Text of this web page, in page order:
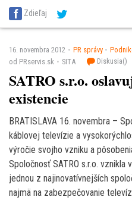
SITA Energetika
SITA Potravinárstvo
Zdieľaj
16. novembra 2012 PR správy
od PRservis.sk
SITA Diskusia()
SATRO s.r.o.
existencie
BRATISLAVA 16. novembra –
káblovej televízie a
výročie svojho vzniku a
Spoločnosť SATRO s.r.o. vznikla
jednou z najinovatívnejších
najmä na zabezpečovanie